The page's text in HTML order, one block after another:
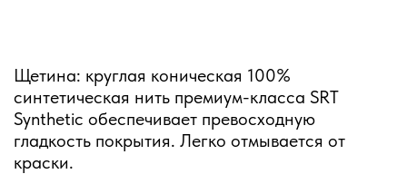
Щетина: круглая коническая 100%
синтетическая нить премиум-класса SRT
Synthetic обеспечивает превосходную
гладкость покрытия. Легко отмывается от
краски.